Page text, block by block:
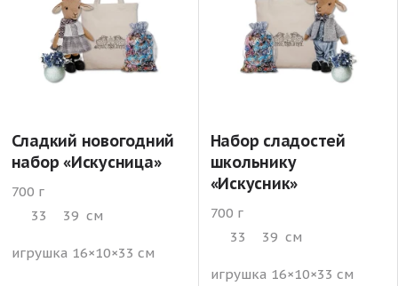
Сладкий новогодний
набор «Искусница»
700 г
33
39 см
игрушка 16×10×33 см
Набор сладостей
школьнику
«Искусник»
700 г
33
39 см
игрушка 16×10×33 см